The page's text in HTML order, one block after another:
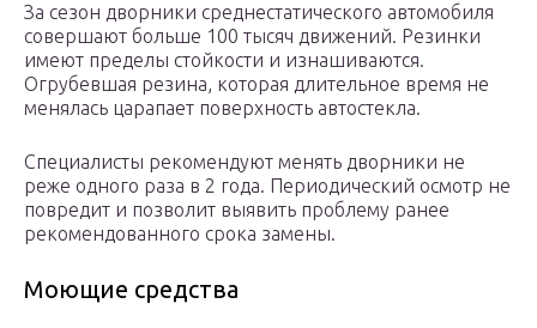
За сезон дворники среднестатического автомобиля
совершают больше 100 тысяч движений. Резинки
имеют пределы стойкости и изнашиваются.
Огрубевшая резина, которая длительное время не
менялась царапает поверхность автостекла.
Специалисты рекомендуют менять дворники не
реже одного раза в 2 года. Периодический осмотр не
повредит и позволит выявить проблему ранее
рекомендованного срока замены.
Моющие средства